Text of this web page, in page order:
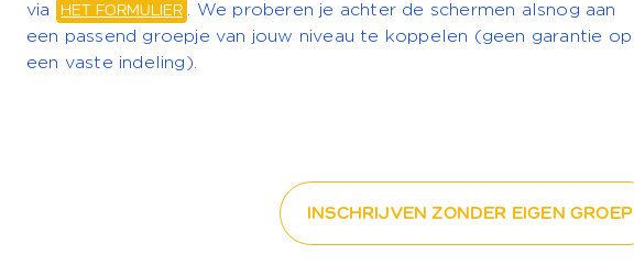
via
HET FORMULIER
. We proberen je achter de schermen alsnog aan
een passend groepje van jouw niveau te koppelen (geen garantie op
een vaste indeling).
INSCHRIJVEN ZONDER EIGEN GROEP